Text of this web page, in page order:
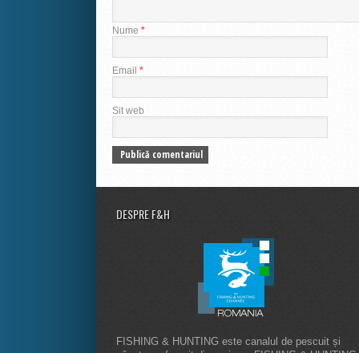
Nume *
Email *
Sit web
DESPRE F&H
FISHING & HUNTING este canalul de pescuit și